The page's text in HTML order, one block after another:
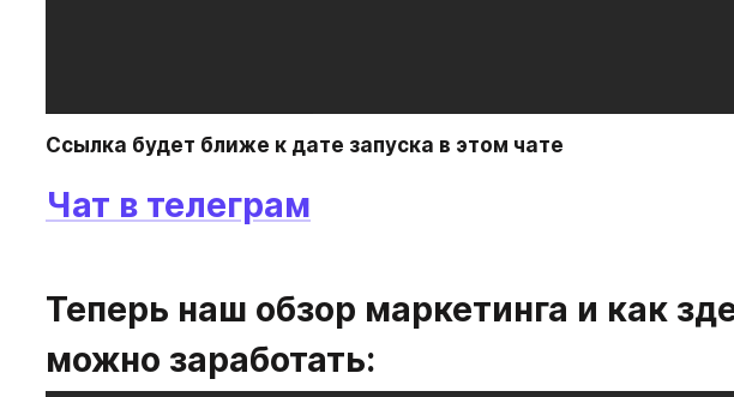
Ссылка будет ближе к дате запуска в этом чате
Чат в телеграм
Теперь наш обзор маркетинга и как
можно заработать: